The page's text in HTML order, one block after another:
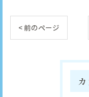
< 前のページ